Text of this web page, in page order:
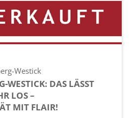
Westick
WESTICK: DAS LÄSST
LOS –
MIT FLAIR!